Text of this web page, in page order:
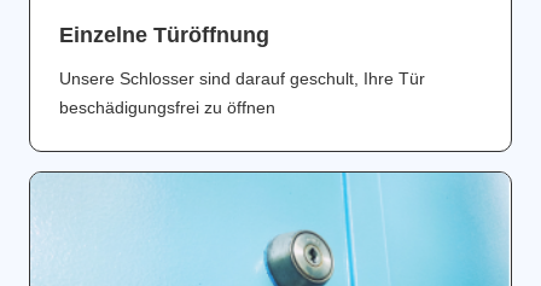
Einzelne Türöffnung
Unsere Schlosser sind darauf geschult, Ihre Tür
beschädigungsfrei zu öffnen